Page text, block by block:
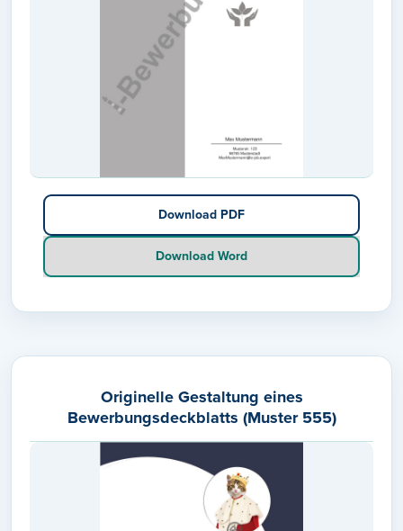
Download PDF
Download Word
Originelle Gestaltung eines
Bewerbungsdeckblatts (Muster 555)